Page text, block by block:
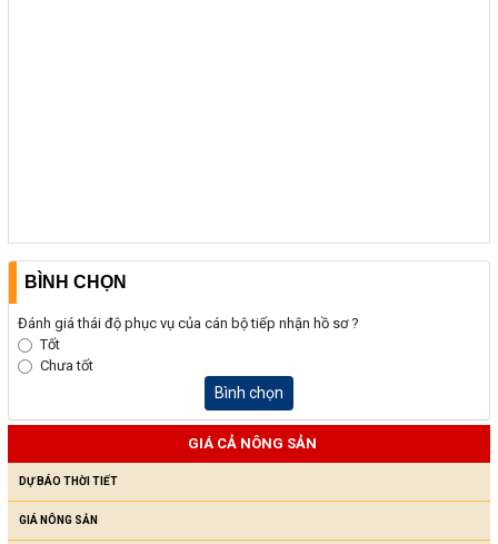
BÌNH CHỌN
Đánh giá thái độ phục vụ của cán bộ tiếp nhận hồ sơ ?
Tốt
Chưa tốt
Bình chọn
GIÁ CẢ NÔNG SẢN
DỰ BÁO THỜI TIẾT
GIÁ NÔNG SẢN